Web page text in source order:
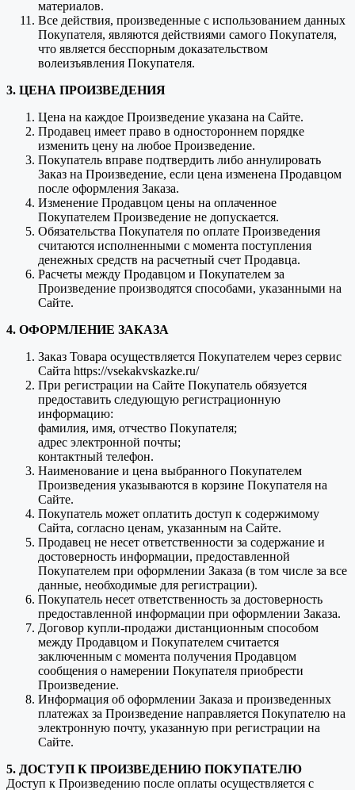
материалов.
Все действия, произведенные с использованием данных
Покупателя, являются действиями самого Покупателя,
что является бесспорным доказательством
волеизъявления Покупателя.
3. ЦЕНА ПРОИЗВЕДЕНИЯ
Цена на каждое Произведение указана на Сайте.
Продавец имеет право в одностороннем порядке
изменить цену на любое Произведение.
Покупатель вправе подтвердить либо аннулировать
Заказ на Произведение, если цена изменена Продавцом
после оформления Заказа.
Изменение Продавцом цены на оплаченное
Покупателем Произведение не допускается.
Обязательства Покупателя по оплате Произведения
считаются исполненными с момента поступления
денежных средств на расчетный счет Продавца.
Расчеты между Продавцом и Покупателем за
Произведение производятся способами, указанными на
Сайте.
4. ОФОРМЛЕНИЕ ЗАКАЗА
Заказ Товара осуществляется Покупателем через сервис
Сайта https://vsekakvskazke.ru/
При регистрации на Сайте Покупатель обязуется
предоставить следующую регистрационную
информацию:
фамилия, имя, отчество Покупателя;
адрес электронной почты;
контактный телефон.
Наименование и цена выбранного Покупателем
Произведения указываются в корзине Покупателя на
Сайте.
Покупатель может оплатить доступ к содержимому
Сайта, согласно ценам, указанным на Сайте.
Продавец не несет ответственности за содержание и
достоверность информации, предоставленной
Покупателем при оформлении Заказа (в том числе за все
данные, необходимые для регистрации).
Покупатель несет ответственность за достоверность
предоставленной информации при оформлении Заказа.
Договор купли-продажи дистанционным способом
между Продавцом и Покупателем считается
заключенным с момента получения Продавцом
сообщения о намерении Покупателя приобрести
Произведение.
Информация об оформлении Заказа и произведенных
платежах за Произведение направляется Покупателю на
электронную почту, указанную при регистрации на
Сайте.
5. ДОСТУП К ПРОИЗВЕДЕНИЮ ПОКУПАТЕЛЮ
Доступ к Произведению после оплаты осуществляется с